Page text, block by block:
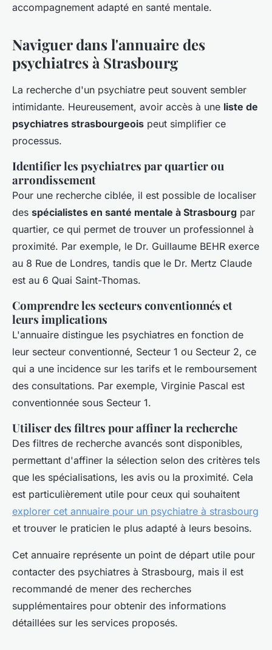
accompagnement adapté en santé mentale.
Naviguer dans l'annuaire des
psychiatres à Strasbourg
La recherche d'un psychiatre peut souvent sembler
intimidante. Heureusement, avoir accès à une liste de
psychiatres strasbourgeois peut simplifier ce
processus.
Identifier les psychiatres par quartier ou
arrondissement
Pour une recherche ciblée, il est possible de localiser
des spécialistes en santé mentale à Strasbourg par
quartier, ce qui permet de trouver un professionnel à
proximité. Par exemple, le Dr. Guillaume BEHR exerce
au 8 Rue de Londres, tandis que le Dr. Mertz Claude
est au 6 Quai Saint-Thomas.
Comprendre les secteurs conventionnés et
leurs implications
L'annuaire distingue les psychiatres en fonction de
leur secteur conventionné, Secteur 1 ou Secteur 2, ce
qui a une incidence sur les tarifs et le remboursement
des consultations. Par exemple, Virginie Pascal est
conventionnée sous Secteur 1.
Utiliser des filtres pour affiner la recherche
Des filtres de recherche avancés sont disponibles,
permettant d'affiner la sélection selon des critères tels
que les spécialisations, les avis ou la proximité. Cela
est particulièrement utile pour ceux qui souhaitent
explorer cet annuaire pour un psychiatre à strasbourg
et trouver le praticien le plus adapté à leurs besoins.
Cet annuaire représente un point de départ utile pour
contacter des psychiatres à Strasbourg, mais il est
recommandé de mener des recherches
supplémentaires pour obtenir des informations
détaillées sur les services proposés.